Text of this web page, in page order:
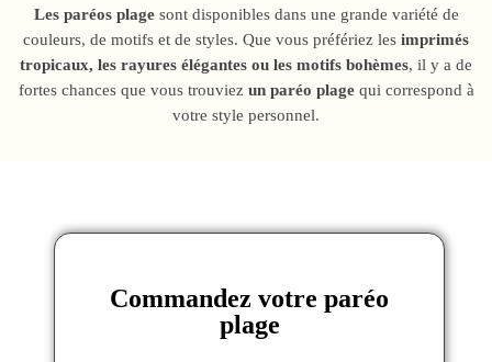
Les paréos plagesont disponibles dans une grande variété de
couleurs, de motifs et de styles. Que vous préfériez les imprimés
tropicaux, les rayures élégantes ou les motifs bohèmes, il y a de
fortes chances que vous trouviez un paréo plagequi correspond à
votre style personnel.
Commandez votre paréo
plage